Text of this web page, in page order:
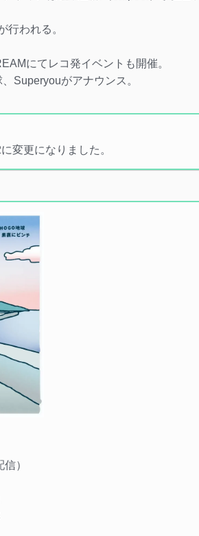
行われる。
にてレコ発イベントも開催。
Superyouがアナウンス。
変更になりました。
）